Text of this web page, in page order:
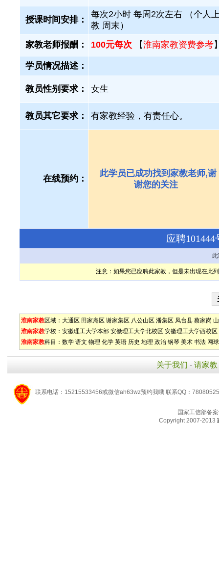
授课时间安排：
每次2小时 每周2次左右 （个人
教 周末）
家教老师报酬：
100元每次 【淮南家教资费参考
学员情况描述：
教员性别要求： 女生
教员其它要求： 有家教经验，有责任心。
在线预约：
此学员已成功找到家教老师,谢
谢您的关注
应聘
注意：如果您已应聘此家教，但是未出现在此
淮南家教区域： 大通区 田家庵区 谢家集区 八公山区 潘集区 凤台县 蔡家岗
淮南家教学校： 安徽理工大学本部 安徽理工大学北校区 安徽理工大学西校区
淮南家教科目： 数学 语文 物理 化学 英语 历史 地理 政治 钢琴 美术 书法 网球
关于我们 - 请家教
联系电话：15215533456或微信ah63wz预约我哦 联系QQ：
国家工信部备
Copyright 2007-2013